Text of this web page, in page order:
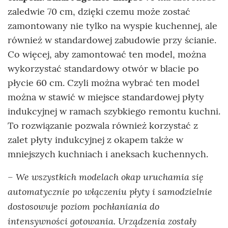
zaledwie 70 cm, dzięki czemu może zostać
zamontowany nie tylko na wyspie kuchennej, ale
również w standardowej zabudowie przy ścianie.
Co więcej, aby zamontować ten model, można
wykorzystać standardowy otwór w blacie po
płycie 60 cm. Czyli można wybrać ten model
można w stawić w miejsce standardowej płyty
indukcyjnej w ramach szybkiego remontu kuchni.
To rozwiązanie pozwala również korzystać z
zalet płyty indukcyjnej z okapem także w
mniejszych kuchniach i aneksach kuchennych.
– We wszystkich modelach okap uruchamia się
automatycznie po włączeniu płyty i samodzielnie
dostosowuje poziom pochłaniania do
intensywności gotowania. Urządzenia zostały